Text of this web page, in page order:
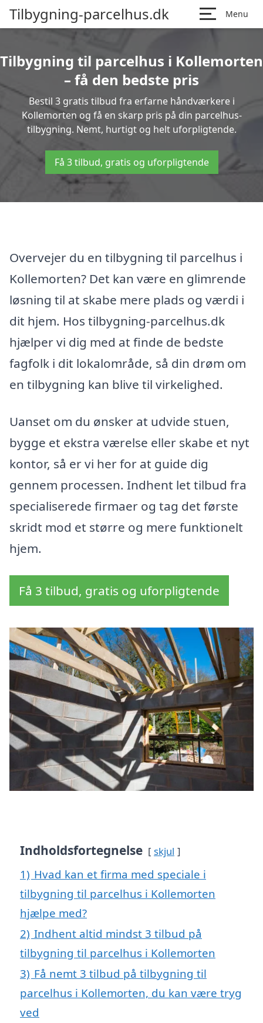
Tilbygning-parcelhus.dk Menu
Tilbygning til parcelhus i Kollemorten
– få den bedste pris
Bestil 3 gratis tilbud fra erfarne håndværkere i
Kollemorten og få en skarp pris på din parcelhus-
tilbygning. Nemt, hurtigt og helt uforpligtende.
Få 3 tilbud, gratis og uforpligtende
Overvejer du en tilbygning til parcelhus i
Kollemorten? Det kan være en glimrende
løsning til at skabe mere plads og værdi i
dit hjem. Hos tilbygning-parcelhus.dk
hjælper vi dig med at finde de bedste
fagfolk i dit lokalområde, så din drøm om
en tilbygning kan blive til virkelighed.
Uanset om du ønsker at udvide stuen,
bygge et ekstra værelse eller skabe et nyt
kontor, så er vi her for at guide dig
gennem processen. Indhent let tilbud fra
specialiserede firmaer og tag det første
skridt mod et større og mere funktionelt
hjem.
Få 3 tilbud, gratis og uforpligtende
Indholdsfortegnelse skjul
1) Hvad kan et firma med speciale i
tilbygning til parcelhus i Kollemorten
hjælpe med?
2) Indhent altid mindst 3 tilbud på
tilbygning til parcelhus i Kollemorten
3) Få nemt 3 tilbud på tilbygning til
parcelhus i Kollemorten, du kan være tryg
ved